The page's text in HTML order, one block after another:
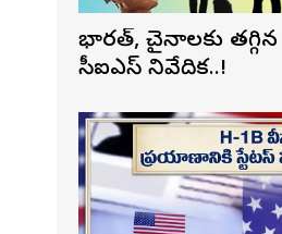
భారత్, చైనాలకు తగ్గిన
సీఐఎస్ నివేదిక..!